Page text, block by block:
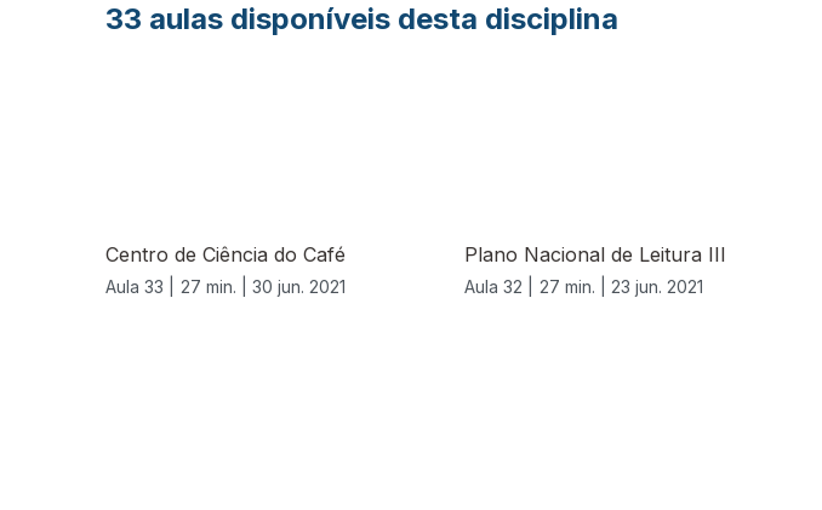
33 aulas disponíveis desta disciplina
Centro de Ciência do Café
Aula 33 | 27 min. | 30 jun. 2021
Plano Nacional de Leitura III
Aula 32 | 27 min. | 23 jun. 2021